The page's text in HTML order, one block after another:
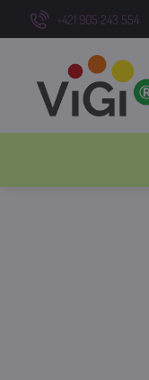
+421 905 243 554